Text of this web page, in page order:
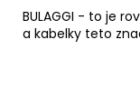
BULAGGI - to je
a kabelky teto